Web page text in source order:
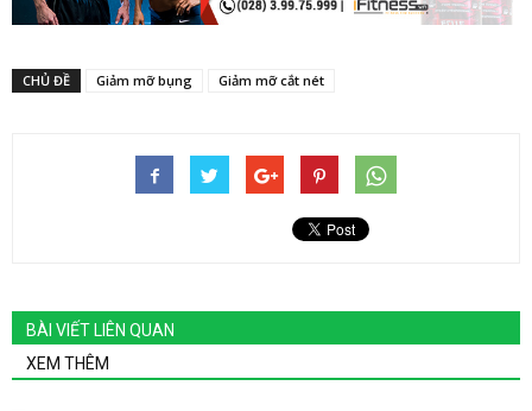
CHỦ ĐỀ Giảm mỡ bụng Giảm mỡ cắt nét
BÀI VIẾT LIÊN QUAN
XEM THÊM